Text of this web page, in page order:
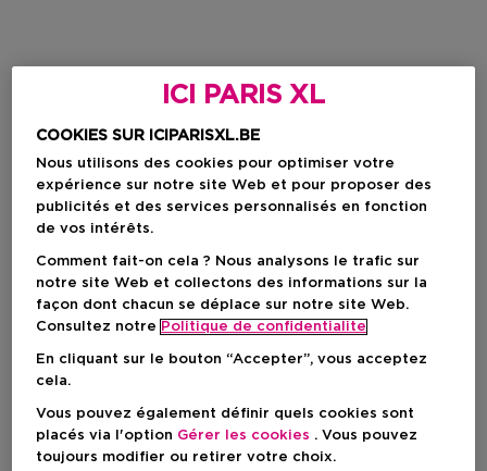
ICI PARIS XL
COOKIES SUR ICIPARISXL.BE
Nous utilisons des cookies pour optimiser votre
expérience sur notre site Web et pour proposer des
publicités et des services personnalisés en fonction
de vos intérêts.
Comment fait-on cela ? Nous analysons le trafic sur
notre site Web et collectons des informations sur la
façon dont chacun se déplace sur notre site Web.
Consultez notre Politique de confidentialite
En cliquant sur le bouton “Accepter”, vous acceptez
cela.
Vous pouvez également définir quels cookies sont
placés via l'option Gérer les cookies . Vous pouvez
toujours modifier ou retirer votre choix.